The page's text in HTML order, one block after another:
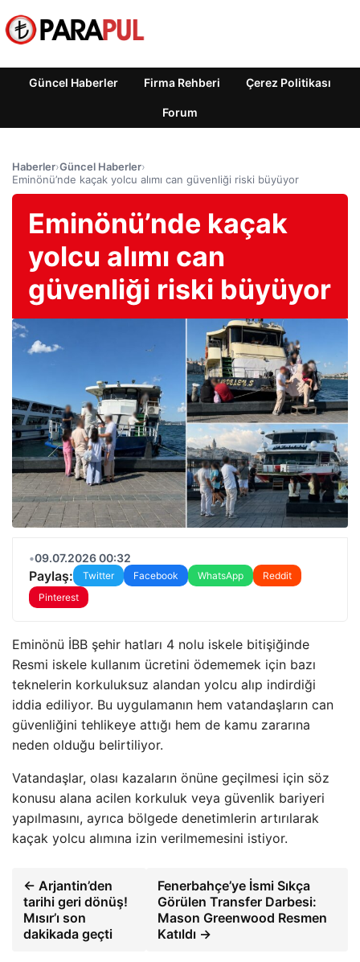
Güncel Haberler Firma Rehberi Çerez Politikası
Forum
Haberler›Güncel Haberler›
Eminönü’nde kaçak yolcu alımı can güvenliği riski büyüyor
Eminönü’nde kaçak
yolcu alımı can
güvenliği riski büyüyor
•09.07.2026 00:32
Paylaş: Twitter Facebook WhatsApp
Reddit
Pinterest
Eminönü İBB şehir hatları 4 nolu iskele bitişiğinde
Resmi iskele kullanım ücretini ödememek için bazı
teknelerin korkuluksuz alandan yolcu alıp indirdiği
iddia ediliyor. Bu uygulamanın hem vatandaşların can
güvenliğini tehlikeye attığı hem de kamu zararına
neden olduğu belirtiliyor.
Vatandaşlar, olası kazaların önüne geçilmesi için söz
konusu alana acilen korkuluk veya güvenlik bariyeri
yapılmasını, ayrıca bölgede denetimlerin artırılarak
kaçak yolcu alımına izin verilmemesini istiyor.
← Arjantin’den
tarihi geri dönüş!
Mısır’ı son
dakikada geçti
Fenerbahçe’ye İsmi Sıkça
Görülen Transfer Darbesi:
Mason Greenwood Resmen
Katıldı →